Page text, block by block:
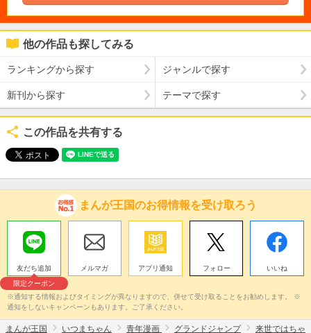
他の作品も探してみる
ランキングから探す ジャンルで探す
新刊から探す テーマで探す
この作品を共有する
まんが王国のお得情報を受け取ろう
友だち追加
限定クーポン
メルマガ アプリ通知 フォロー いいね
※通知する情報およびタイミングが異なりますので、併せて受け取ることをお勧めします。 ※
通知をしないキャンペーンもあります。ご了承ください。
まんが王国 いつまちゃん 青年漫画 グランドジャンプ 来世ではちゃ